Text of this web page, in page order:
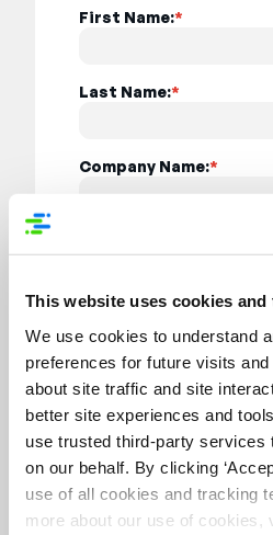
This website uses cookies
We use cookies to understand
preferences for future visits
about site traffic and site
better site experiences and
use trusted third-party services
on our behalf. By clicking
use of all cookies and tracking
more about our use of cookies,
*
First Name:
*
Last Name:
*
Company Name:
*
Country: